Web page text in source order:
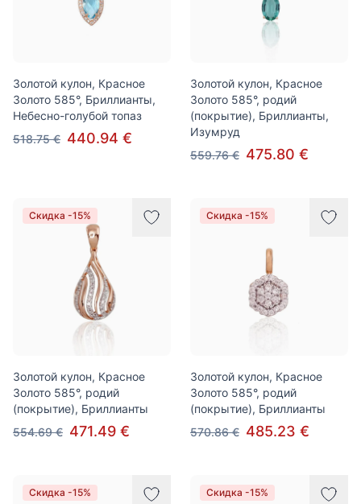
Золотой кулон, Красное
Золото 585°, Бриллианты,
Небесно-голубой топаз
518.75 € 440.94 €
Золотой кулон, Красное
Золото 585°, родий
(покрытие), Бриллианты,
Изумруд
559.76 € 475.80 €
Скидка -15%
Золотой кулон, Красное
Золото 585°, родий
(покрытие), Бриллианты
554.69 € 471.49 €
Скидка -15%
Золотой кулон, Красное
Золото 585°, родий
(покрытие), Бриллианты
570.86 € 485.23 €
Скидка -15% Скидка -15%